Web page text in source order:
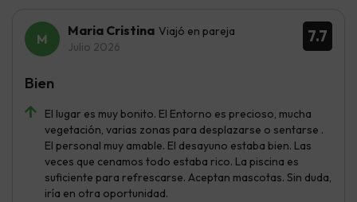
7.7
Maria Cristina Viajó en pareja
Julio 2026
El lugar es muy bonito. El Entorno es precioso, mucha
vegetación, varias zonas para desplazarse o sentarse .
El personal muy amable. El desayuno estaba bien. Las
veces que cenamos todo estaba rico. La piscina es
suficiente para refrescarse. Aceptan mascotas. Sin duda,
iría en otra oportunidad.
Bien